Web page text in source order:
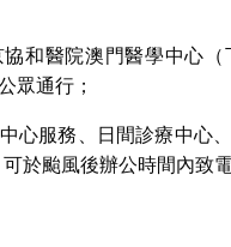
和醫院澳門醫學中心
眾通行；
心服務、日間診療中心
於颱風後辦公時間內致